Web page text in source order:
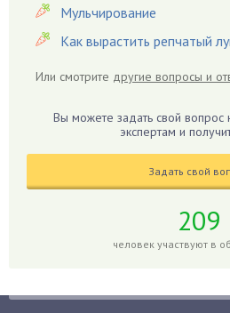
Георгины
Герань
Гиппеаструм
Годжи
Мульчирование
Как вырастить репчатый
Или смотрите другие вопросы и
Вы можете задать свой вопрос
экспертам и
Задать свой
209
человек участвуют в